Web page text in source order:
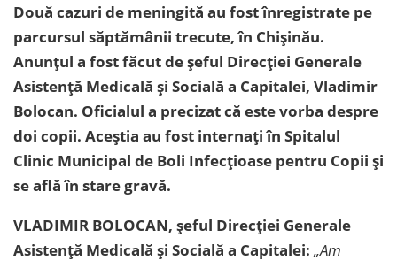
Două cazuri de meningită au fost înregistrate pe
parcursul săptămânii trecute, în Chișinău.
Anunțul a fost făcut de șeful Direcției Generale
Asistență Medicală și Socială a Capitalei, Vladimir
Bolocan. Oficialul a precizat că este vorba despre
doi copii. Aceștia au fost internați în Spitalul
Clinic Municipal de Boli Infecțioase pentru Copii și
se află în stare gravă.
VLADIMIR BOLOCAN, șeful Direcției Generale
Asistență Medicală și Socială a Capitalei: „Am